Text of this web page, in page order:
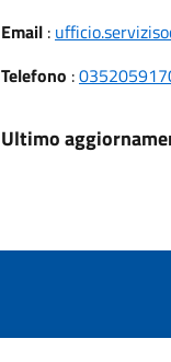
Email:
Telefono :
Ultimo